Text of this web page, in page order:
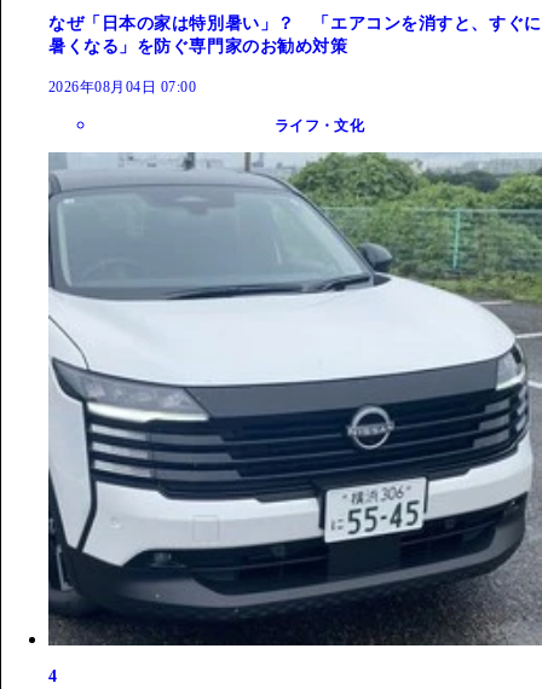
なぜ「日本の家は特別暑い」？ 「エアコンを消すと、すぐに
暑くなる」を防ぐ専門家のお勧め対策
2026年08月04日 07:00
ライフ・文化
4